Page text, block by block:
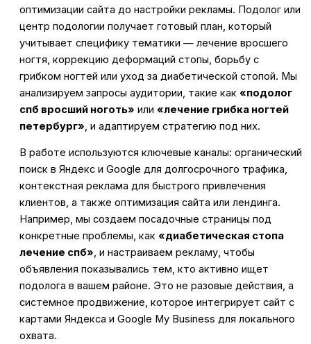
оптимизации сайта до настройки рекламы. Подолог или
центр подологии получает готовый план, который
учитывает специфику тематики — лечение вросшего
ногтя, коррекцию деформаций стопы, борьбу с
грибком ногтей или уход за диабетической стопой. Мы
анализируем запросы аудитории, такие как «подолог
спб вросший ноготь» или «лечение грибка ногтей
петербург», и адаптируем стратегию под них.
В работе используются ключевые каналы: органический
поиск в Яндекс и Google для долгосрочного трафика,
контекстная реклама для быстрого привлечения
клиентов, а также оптимизация сайта или лендинга.
Например, мы создаем посадочные страницы под
конкретные проблемы, как «диабетическая стопа
лечение спб», и настраиваем рекламу, чтобы
объявления показывались тем, кто активно ищет
подолога в вашем районе. Это не разовые действия, а
системное продвижение, которое интегрирует сайт с
картами Яндекса и Google My Business для локального
охвата.